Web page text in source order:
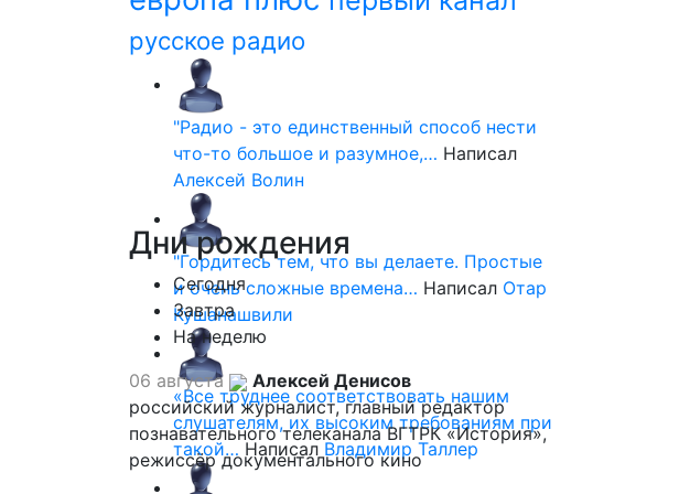
русское радио
"Радио - это единственный способ нести
что-то большое и разумное,… Написал
Алексей Волин
"Гордитесь тем, что вы делаете. Простые
и очень сложные времена… Написал Отар
Кушанашвили
«Все труднее соответствовать нашим
слушателям, их высоким требованиям при
такой… Написал Владимир Таллер
Днирождения
Сегодня
Завтра
На неделю
06 августа
Алексей Денисов
российский журналист, главный редактор
познавательного телеканала ВГТРК «История»,
режиссёр документального кино